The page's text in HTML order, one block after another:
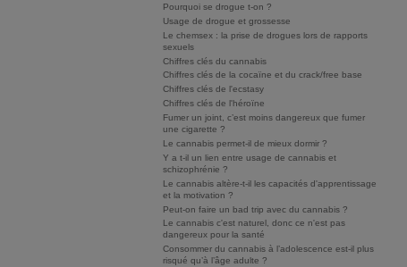
Pourquoi se drogue t-on ?
Usage de drogue et grossesse
Le chemsex : la prise de drogues lors de rapports
sexuels
Chiffres clés du cannabis
Chiffres clés de la cocaïne et du crack/free base
Chiffres clés de l'ecstasy
Chiffres clés de l'héroïne
Fumer un joint, c’est moins dangereux que fumer
une cigarette ?
Le cannabis permet-il de mieux dormir ?
Y a t-il un lien entre usage de cannabis et
schizophrénie ?
Le cannabis altère-t-il les capacités d'apprentissage
et la motivation ?
Peut-on faire un bad trip avec du cannabis ?
Le cannabis c'est naturel, donc ce n'est pas
dangereux pour la santé
Consommer du cannabis à l’adolescence est-il plus
risqué qu’à l’âge adulte ?